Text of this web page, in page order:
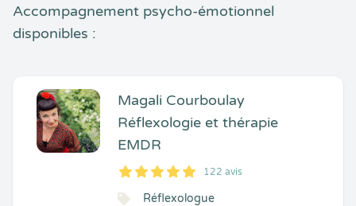
Accompagnement psycho-émotionnel
disponibles :
Magali Courboulay
Réflexologie et thérapie
EMDR
5
1
5
122 122 avis
Réflexologue